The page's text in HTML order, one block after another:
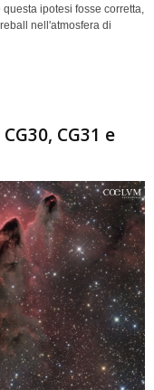
ipotesi fosse corretta,
nell'atmosfera di
CG31 e